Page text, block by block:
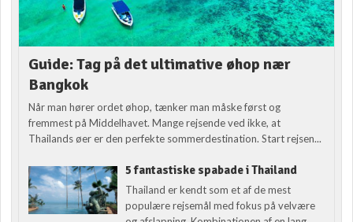
Guide: Tag på det ultimative øhop nær
Bangkok
Når man hører ordet øhop, tænker man måske først og
fremmest på Middelhavet. Mange rejsende ved ikke, at
Thailands øer er den perfekte sommerdestination. Start rejsen...
5 fantastiske spabade i Thailand
Thailand er kendt som et af de mest
populære rejsemål med fokus på velvære